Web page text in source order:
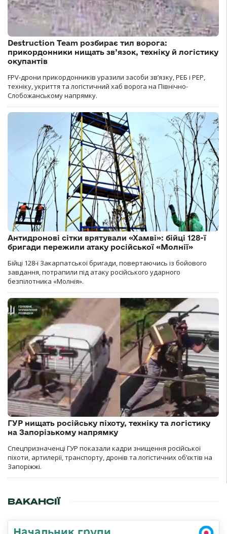
Destruction Team розбирає тил ворога:
прикордонники нищать зв’язок, техніку й логістику
окупантів
FPV-дрони прикордонників уразили засоби зв’язку, РЕБ і РЕР,
техніку, укриття та логістичний хаб ворога на Північно-
Слобожанському напрямку.
Антидронові сітки врятували «Хамві»: бійці 128-ї
бригади пережили атаку російської «Молнії»
Бійці 128-ї Закарпатської бригади, повертаючись із бойового
завдання, потрапили під атаку російського ударного
безпілотника «Молнія».
ГУР нищать російську піхоту, техніку та логістику
на Запорізькому напрямку
Спецпризначенці ГУР показали кадри знищення російської
піхоти, артилерії, транспорту, дронів та логістичних об’єктів на
Запоріжжі.
ВАКАНСІЇ